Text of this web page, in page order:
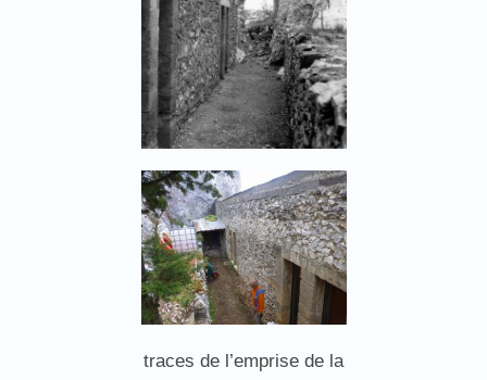
traces de l’emprise de la